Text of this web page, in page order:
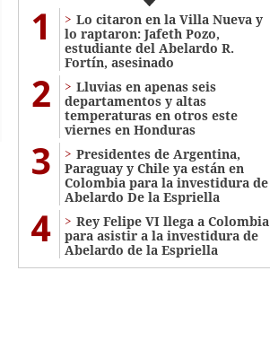
1
Lo citaron en la Villa Nueva y
lo raptaron: Jafeth Pozo,
estudiante del Abelardo R.
Fortín, asesinado
2
Lluvias en apenas seis
departamentos y altas
temperaturas en otros este
viernes en Honduras
3
Presidentes de Argentina,
Paraguay y Chile ya están en
Colombia para la investidura de
Abelardo De la Espriella
4
Rey Felipe VI llega a Colombia
para asistir a la investidura de
Abelardo de la Espriella